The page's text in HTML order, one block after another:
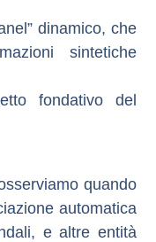
dinamico, che
sintetiche
fondativo del
quando
automatica
e altre entità